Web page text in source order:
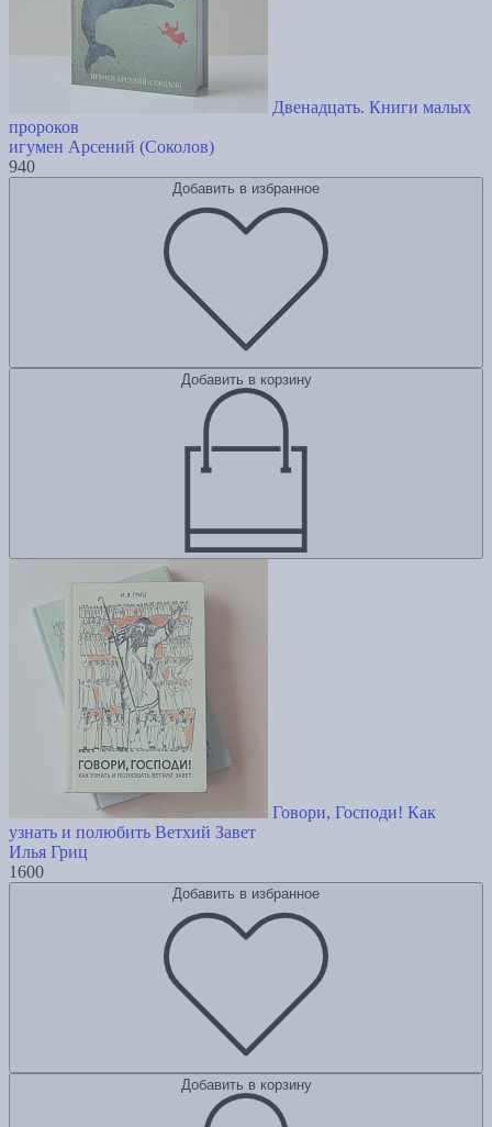
Двенадцать. Книги малых
пророков
игумен Арсений (Соколов)
940
Добавить в избранное
Добавить в корзину
Говори, Господи! Как
узнать и полюбить Ветхий Завет
Илья Гриц
1600
Добавить в избранное
Добавить в корзину